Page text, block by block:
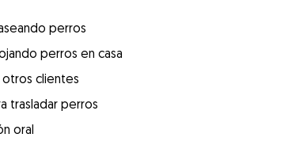
perros
perros en casa
clientes
trasladar perros
oral